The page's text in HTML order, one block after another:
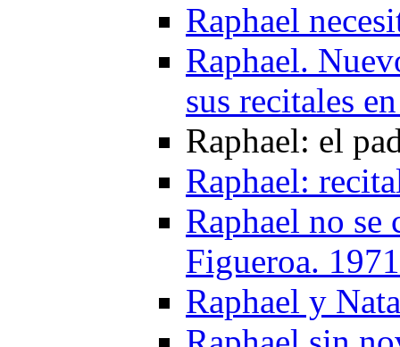
Raphael
Raphael.
sus recitales
Raphael: el
Raphael:
Raphael no se
Figueroa. 1971
Raphael y